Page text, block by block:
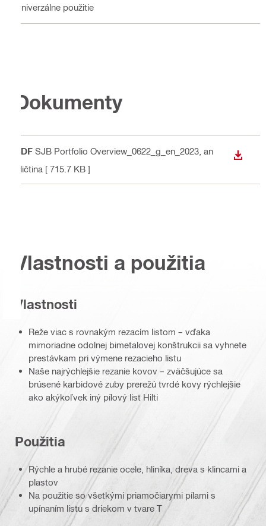
Univerzálne použitie
Dokumenty
PDF SJB Portfolio Overview_0622_g_en_2023 , an
gličtina [ 715.7 KB ]
Vlastnosti a použitia
Vlastnosti
Reže viac s rovnakým rezacím listom – vďaka
mimoriadne odolnej bimetalovej konštrukcii sa vyhnete
prestávkam pri výmene rezacieho listu
Naše najrýchlejšie rezanie kovov – zväčšujúce sa
brúsené karbidové zuby prerežú tvrdé kovy rýchlejšie
ako akýkoľvek iný pílový list Hilti
Použitia
Rýchle a hrubé rezanie ocele, hliníka, dreva s klincami a
plastov
Na použitie so všetkými priamočiarymi pílami s
upínaním listu s driekom v tvare T